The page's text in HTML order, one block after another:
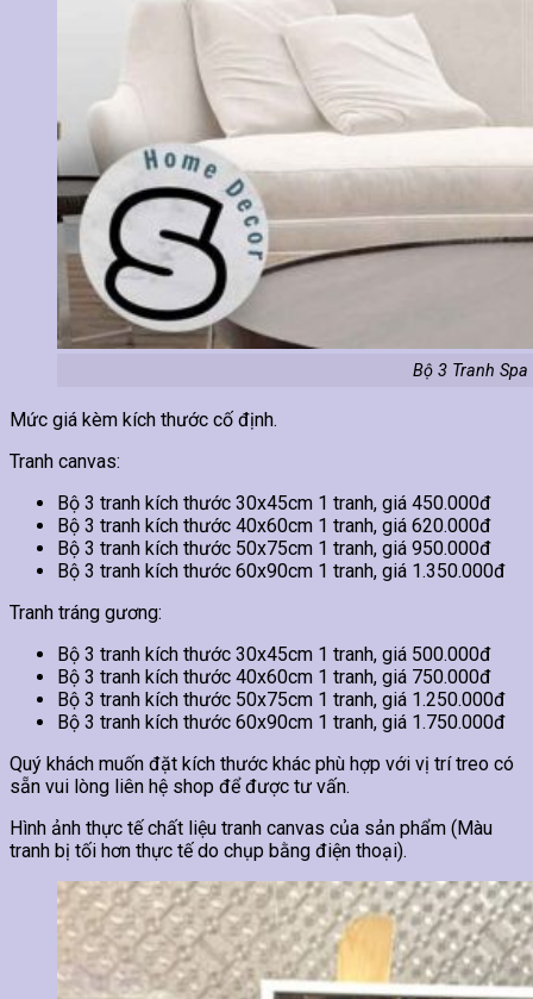
Bộ 3 Tranh
Mức giá kèm kích thước cố định.
Tranh canvas:
Bộ 3 tranh kích thước 30x45cm 1 tranh, giá 450.000đ
Bộ 3 tranh kích thước 40x60cm 1 tranh, giá 620.000đ
Bộ 3 tranh kích thước 50x75cm 1 tranh, giá 950.000đ
Bộ 3 tranh kích thước 60x90cm 1 tranh, giá 1.350.000đ
Tranh tráng gương:
Bộ 3 tranh kích thước 30x45cm 1 tranh, giá 500.000đ
Bộ 3 tranh kích thước 40x60cm 1 tranh, giá 750.000đ
Bộ 3 tranh kích thước 50x75cm 1 tranh, giá 1.250.000đ
Bộ 3 tranh kích thước 60x90cm 1 tranh, giá 1.750.000đ
Quý khách muốn đặt kích thước khác phù hợp với vị trí treo có
sẵn vui lòng liên hệ shop để được tư vấn.
Hình ảnh thực tế chất liệu tranh canvas của sản phẩm (Màu
tranh bị tối hơn thực tế do chụp bằng điện thoại).